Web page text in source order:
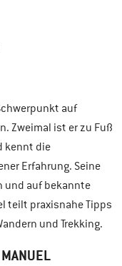
auf
Zweimal ist er zu Fuß
kennt die
Erfahrung. Seine
und auf bekannte
teilt praxisnahe Tipps
und Trekking.